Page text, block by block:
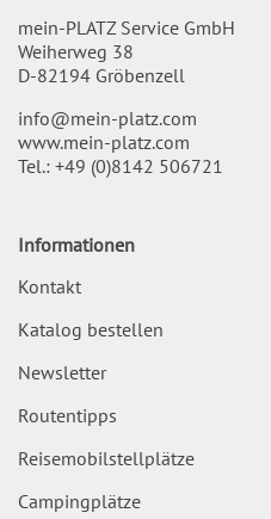
mein-PLATZ Service GmbH
Weiherweg 38
D-82194 Gröbenzell
info@mein-platz.com
www.mein-platz.com
Tel.: +49 (0)8142 506721
Informationen
Kontakt
Katalog bestellen
Newsletter
Routentipps
Reisemobilstellplätze
Campingplätze